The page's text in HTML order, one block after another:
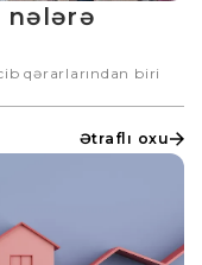
nələrə
qərarlarından biri
Ətraflı oxu